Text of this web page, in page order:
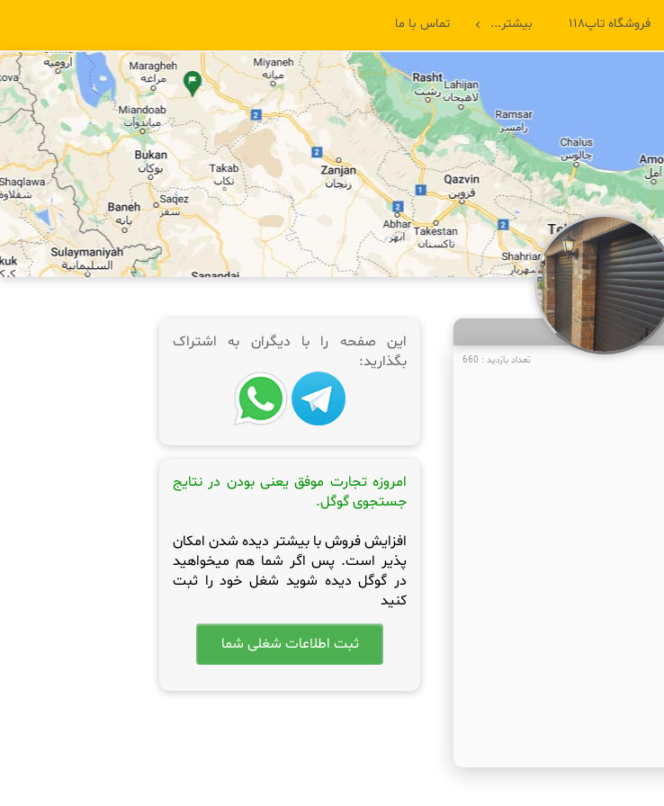
فروشگاه تاپ۱۱۸ بیشتر... تماس با ما
تعداد بازدید : 660
این صفحه را با دیگران به اشتراک
بگذارید:
امروزه تجارت موفق یعنی بودن در نتایج
جستجوی گوگل.
افزایش فروش با بیشتر دیده شدن امکان
پذیر است. پس اگر شما هم میخواهید
در گوگل دیده شوید شغل خود را ثبت
کنید